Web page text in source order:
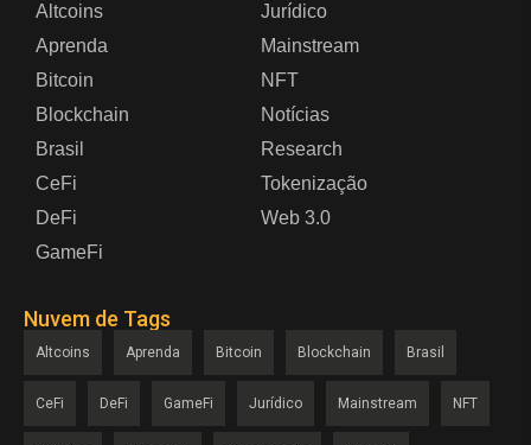
Altcoins
Aprenda
Bitcoin
Blockchain
Brasil
CeFi
DeFi
GameFi
Jurídico
Mainstream
NFT
Notícias
Research
Tokenização
Web 3.0
Nuvem de Tags
Altcoins Aprenda Bitcoin Blockchain Brasil
CeFi DeFi GameFi Jurídico Mainstream NFT